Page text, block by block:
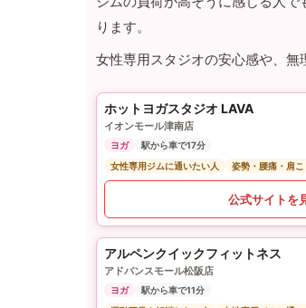
ります。
女性専用スタジオの安心感や、無
ホットヨガスタジオ LAVA
イオンモール津南店
ヨガ
駅から車で17分
女性専用ジムに通いたい人
姿勢・腰痛・肩
公式サイトを
アルペンクイックフィットネス
アドバンスモール松阪店
ヨガ
駅から車で11分